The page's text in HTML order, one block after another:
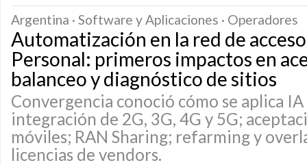
Argentina · Software y Aplicaciones · Operadores
Automatización en la red de
Personal: primeros impactos en
balanceo y diagnóstico de sitios
Convergencia conoció cómo se aplica
integración de 2G, 3G, 4G y 5G;
móviles; RAN Sharing; refarming y
licencias de vendors.